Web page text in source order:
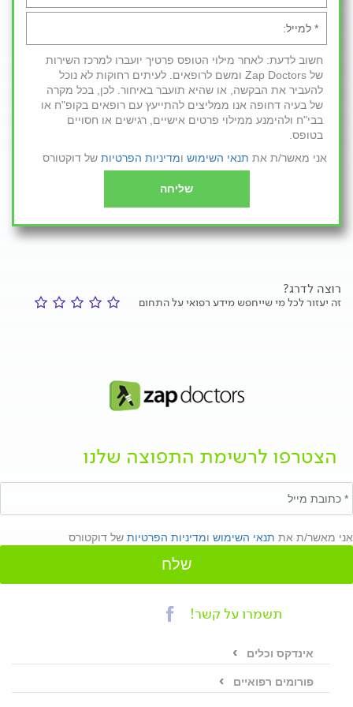
חשוב לדעת: לאחר מילוי הטופס פרטיך יועברו למרכז השירות
של Zap Doctors ומשם לרופאים. לעיתים רחוקות לא נוכל
להעביר את הבקשה, או שהיא תועבר באיחור. לכן, בכל מקרה
של בעיה דחופה אנו ממליצים להתייעץ עם רופאים בקופ"ח או
בבי"ח ולהימנע ממילוי פרטים אישיים, רגישים או חסויים
בטופס.
אני מאשר/ת את תנאי השימוש ומדיניות הפרטיות של דוקטורס
שליחה
רוצה לדרג?
זה יעזור לכל מי שייחפש מידע רפואי על התחום
הצטרפו לרשימת התפוצה שלנו
אני מאשר/ת את תנאי השימוש ומדיניות הפרטיות של דוקטורס
שלח
תשמרו על קשר!
אינדקס וכלים
פורומים רפואיים